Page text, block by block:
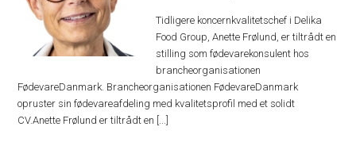
Tidligere koncernkvalitetschef i Delika
Food Group, Anette Frølund, er tiltrådt en
stilling som fødevarekonsulent hos
brancheorganisationen
FødevareDanmark. Brancheorganisationen FødevareDanmark
opruster sin fødevareafdeling med kvalitetsprofil med et solidt
CV.Anette Frølund er tiltrådt en [...]